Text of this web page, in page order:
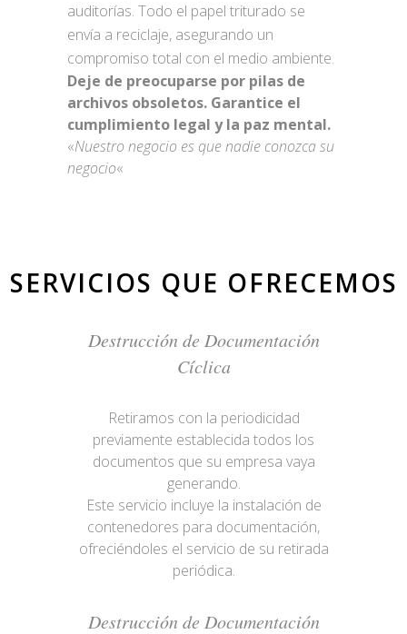
auditorías. Todo el papel triturado se
envía a reciclaje, asegurando un
compromiso total con el medio ambiente.
Deje de preocuparse por pilas de
archivos obsoletos. Garantice el
cumplimiento legal y la paz mental.
«Nuestro negocio es que nadie conozca su
negocio«
SERVICIOS QUE OFRECEMOS
Destrucción de Documentación
Cíclica
Retiramos con la periodicidad
previamente establecida todos los
documentos que su empresa vaya
generando.
Este servicio incluye la instalación de
contenedores para documentación,
ofreciéndoles el servicio de su retirada
periódica.
Destrucción de Documentación